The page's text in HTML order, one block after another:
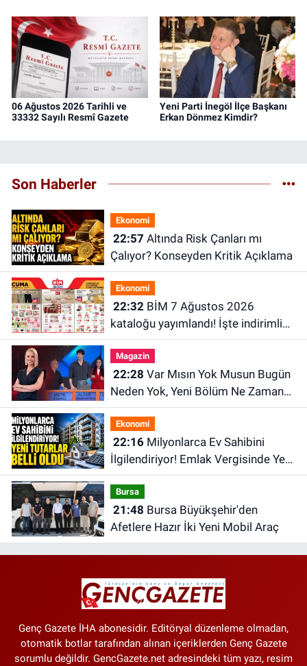
06 Ağustos 2026 Tarihli ve
33332 Sayılı Resmî Gazete
Yeni Parti İnegöl İlçe Başkanı
Erkan Dönmez Kimdir?
Son Haberler
Ekonomi
22:57
Çalıyor? Konseyden Kritik Açıklama
Ekonomi
22:32BİM 7 Ağustos 2026
kataloğu yayımlandı! İşte indirimli
ürünler ve fiyatları
Magazin
22:28
Neden Yok, Yeni Bölüm Ne Zaman?
6 Ağustos ATV Yayın Akışı
Ekonomi
22:16Milyonlarca Ev Sahibini
İlgilendiriyor! Emlak Vergisinde Yeni
Tutarlar Belli Oldu
Bursa
21:48
Afetlere Hazır İki Yeni Mobil Araç
Genç Gazete İHA abonesidir. Editöryal düzenleme olmadan,
otomatik botlar tarafından alınan içeriklerden Genç Gazete
sorumlu değildir. GencGazete.net adresindeki tüm yazı, resim